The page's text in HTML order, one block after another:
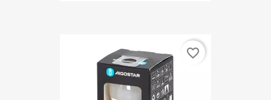
favorite_border